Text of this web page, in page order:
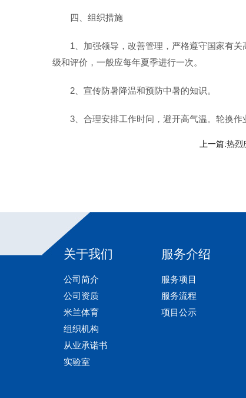
四、组织措施
1、加强领导，改善管理，严格遵守国家有
级和评价，一般应每年夏季进行一次。
2、宣传防暑降温和预防中暑的知识。
3、合理安排工作时问，避开高气温。轮换
上一篇:热烈
关于我们
公司简介
公司资质
米兰体育
组织机构
从业承诺书
实验室
服务介绍
服务项目
服务流程
项目公示